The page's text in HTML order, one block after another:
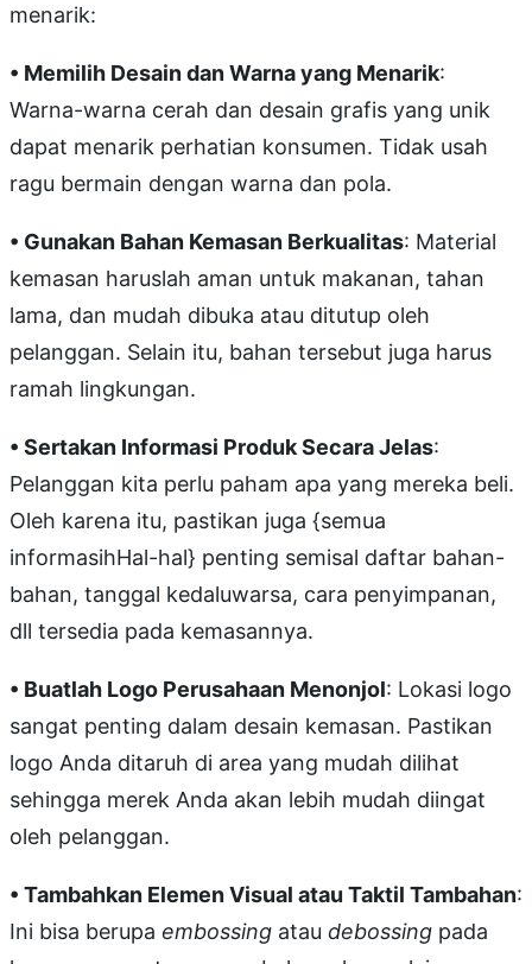
menarik:
• Memilih Desain dan Warna yang Menarik:
Warna-warna cerah dan desain grafis yang unik
dapat menarik perhatian konsumen. Tidak usah
ragu bermain dengan warna dan pola.
• Gunakan Bahan Kemasan Berkualitas: Material
kemasan haruslah aman untuk makanan, tahan
lama, dan mudah dibuka atau ditutup oleh
pelanggan. Selain itu, bahan tersebut juga harus
ramah lingkungan.
• Sertakan Informasi Produk Secara Jelas:
Pelanggan kita perlu paham apa yang mereka beli.
Oleh karena itu, pastikan juga {semua
informasihHal-hal} penting semisal daftar bahan-
bahan, tanggal kedaluwarsa, cara penyimpanan,
dll tersedia pada kemasannya.
• Buatlah Logo Perusahaan Menonjol: Lokasi logo
sangat penting dalam desain kemasan. Pastikan
logo Anda ditaruh di area yang mudah dilihat
sehingga merek Anda akan lebih mudah diingat
oleh pelanggan.
• Tambahkan Elemen Visual atau Taktil Tambahan:
Ini bisa berupa embossing atau debossing pada